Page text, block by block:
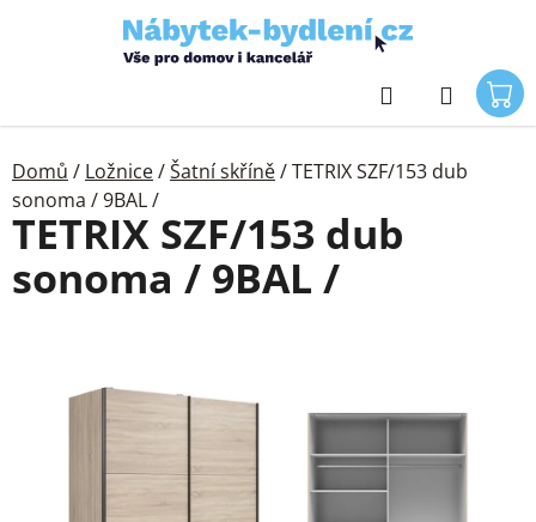
Hledat
Domů / Ložnice/Šatní skříně/TETRIX SZF/153 dub
sonoma / 9BAL /
TETRIX SZF/153 dub
sonoma / 9BAL /